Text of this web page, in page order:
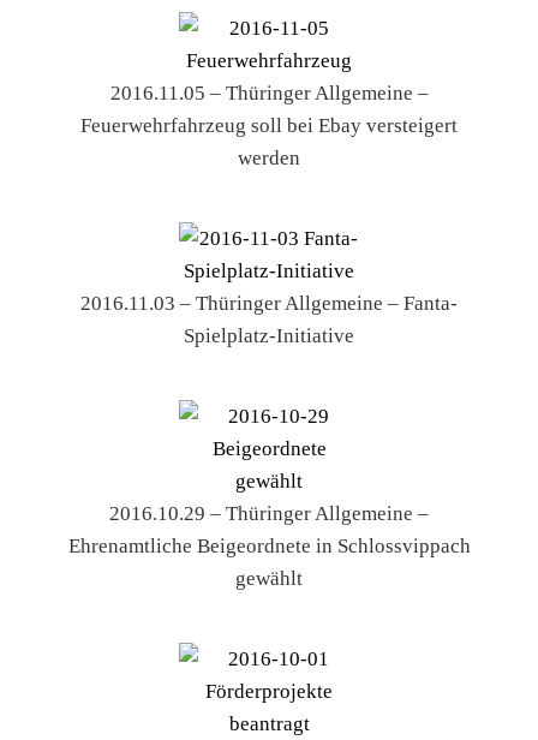
2016.11.05 – Thüringer Allgemeine –
Feuerwehrfahrzeug soll bei Ebay versteigert
werden
2016.11.03 – Thüringer Allgemeine – Fanta-
Spielplatz-Initiative
2016.10.29 – Thüringer Allgemeine –
Ehrenamtliche Beigeordnete in Schlossvippach
gewählt